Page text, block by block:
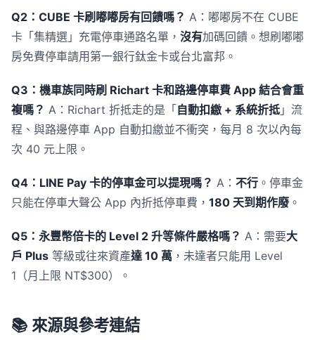
Q2：CUBE 卡刷嘟嘟房有回饋嗎？ A：嘟嘟房不在 CUBE
卡「集精選」充電停車通路名單， 沒有加碼回饋。想刷嘟嘟
房免費停車請用第一銀行鈦金卡或台北富邦。
Q3：機車族同時刷 Richart 卡和路邊停車費 App 結合會重
複嗎？ A：Richart 折抵走的是「 自動扣繳 + 系統折抵 」流
程、與路邊停車 App 自動扣繳並不衝突，每月 8 次以內每
次 40 元上限。
Q4：LINE Pay 卡的停車金可以提現嗎？ A： 不行 。停車金
只能在停車大聲公 App 內折抵停車費， 180 天到期作廢。
Q5：永豐幣倍卡的 Level 2 升等條件嚴格嗎？ A：需要大
戶 Plus 等級或往來資產達 10 萬 ，未達者只能用 Level
1（月上限 NT$300）。
📚 來源與參考連結